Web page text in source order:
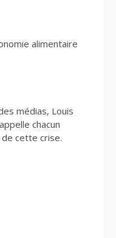
alimentaire
médias, Louis
chacun
cette crise.